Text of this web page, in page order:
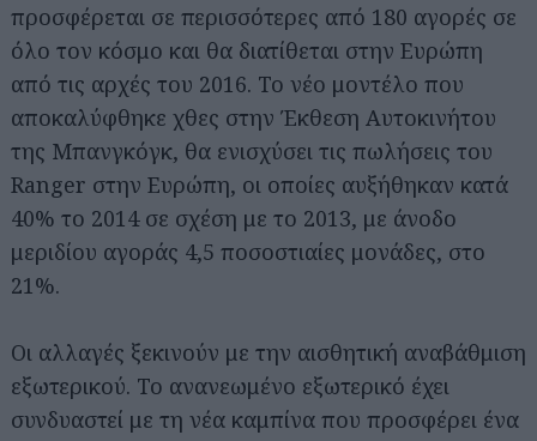
προσφέρεται σε περισσότερες από 180 αγορές σε
όλο τον κόσμο και θα διατίθεται στην Ευρώπη
από τις αρχές του 2016. Το νέο μοντέλο που
αποκαλύφθηκε χθες στην Έκθεση Αυτοκινήτου
της Μπανγκόγκ, θα ενισχύσει τις πωλήσεις του
Ranger στην Ευρώπη, οι οποίες αυξήθηκαν κατά
40% το 2014 σε σχέση με το 2013, με άνοδο
μεριδίου αγοράς 4,5 ποσοστιαίες μονάδες, στο
21%.
Οι αλλαγές ξεκινούν με την αισθητική αναβάθμιση
εξωτερικού. Το ανανεωμένο εξωτερικό έχει
συνδυαστεί με τη νέα καμπίνα που προσφέρει ένα